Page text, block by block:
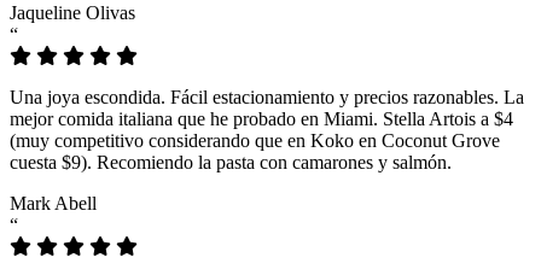
Jaqueline Olivas
“
Una joya escondida. Fácil estacionamiento y precios razonables. La
mejor comida italiana que he probado en Miami. Stella Artois a $4
(muy competitivo considerando que en Koko en Coconut Grove
cuesta $9). Recomiendo la pasta con camarones y salmón.
Mark Abell
“